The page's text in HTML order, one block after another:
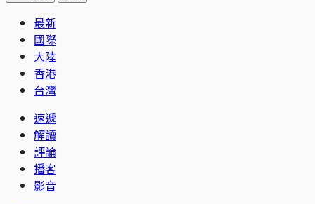
最新
國際
大陸
香港
台灣
速遞
解讀
評論
播客
影音